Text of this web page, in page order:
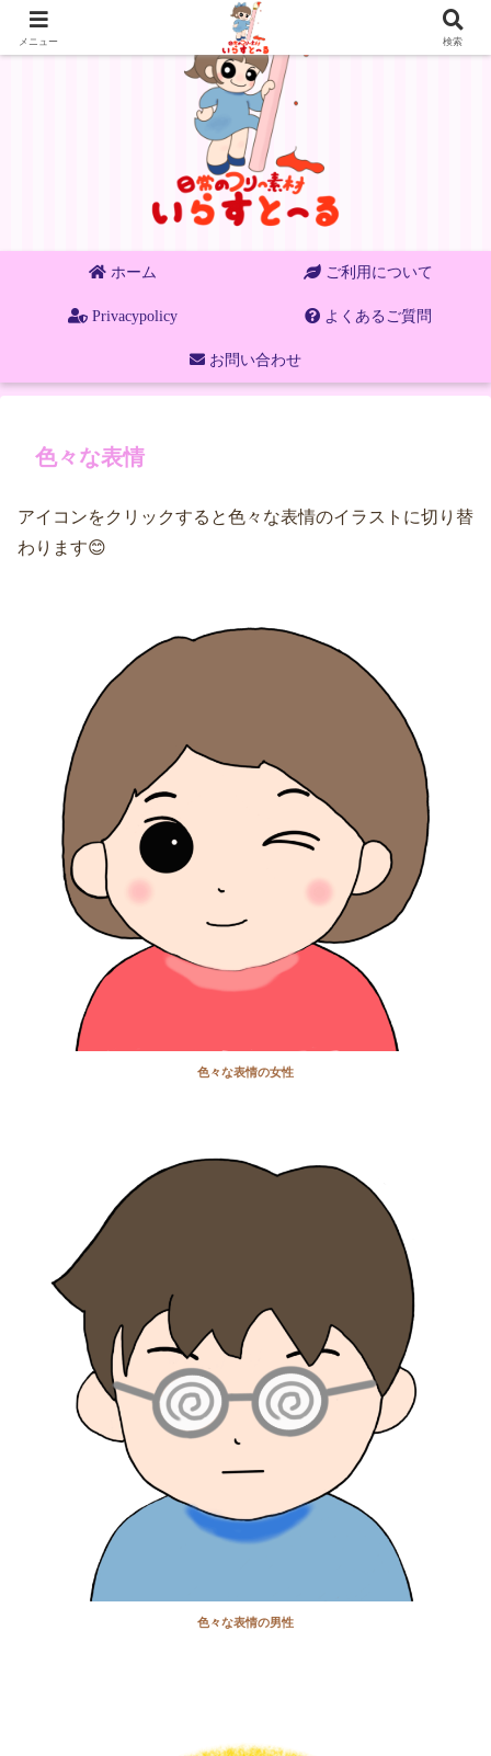
ホーム ご利用について
Privacypolicy よくあるご質問
お問い合わせ
色々な表情
アイコンをクリックすると色々な表情のイラストに切り替
わります😊
色々な表情の女性
色々な表情の男性
メニュー 検索